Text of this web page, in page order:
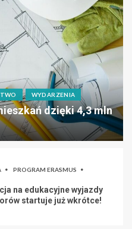
WYDARZENIA
dzięki 4,3 mln
PROGRAM ERASMUS
na edukacyjne wyjazdy
startuje już wkrótce!